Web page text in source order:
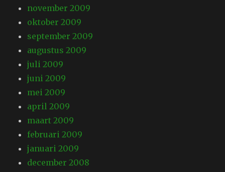
november 2009
oktober 2009
september 2009
augustus 2009
juli 2009
juni 2009
mei 2009
april 2009
maart 2009
februari 2009
januari 2009
december 2008